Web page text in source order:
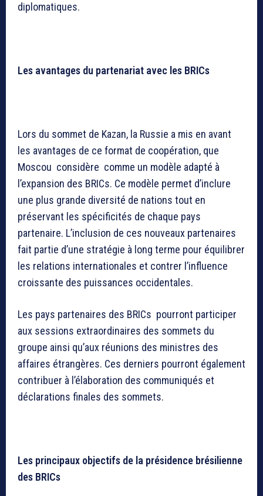
diplomatiques.
Les avantages du partenariat avec les BRICs
Lors du sommet de Kazan, la Russie a mis en avant
les avantages de ce format de coopération, que
Moscou considère comme un modèle adapté à
l’expansion des BRICs. Ce modèle permet d’inclure
une plus grande diversité de nations tout en
préservant les spécificités de chaque pays
partenaire. L’inclusion de ces nouveaux partenaires
fait partie d’une stratégie à long terme pour équilibrer
les relations internationales et contrer l’influence
croissante des puissances occidentales.
Les pays partenaires des BRICs pourront participer
aux sessions extraordinaires des sommets du
groupe ainsi qu’aux réunions des ministres des
affaires étrangères. Ces derniers pourront également
contribuer à l’élaboration des communiqués et
déclarations finales des sommets.
Les principaux objectifs de la présidence brésilienne
des BRICs